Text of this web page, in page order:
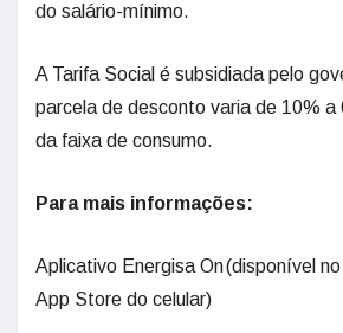
do salário-mínimo.
A Tarifa Social é subsidiada pelo
parcela de desconto varia de 10% a
da faixa de consumo.
Para mais informações:
Aplicativo Energisa On (disponível
App Store do celular)